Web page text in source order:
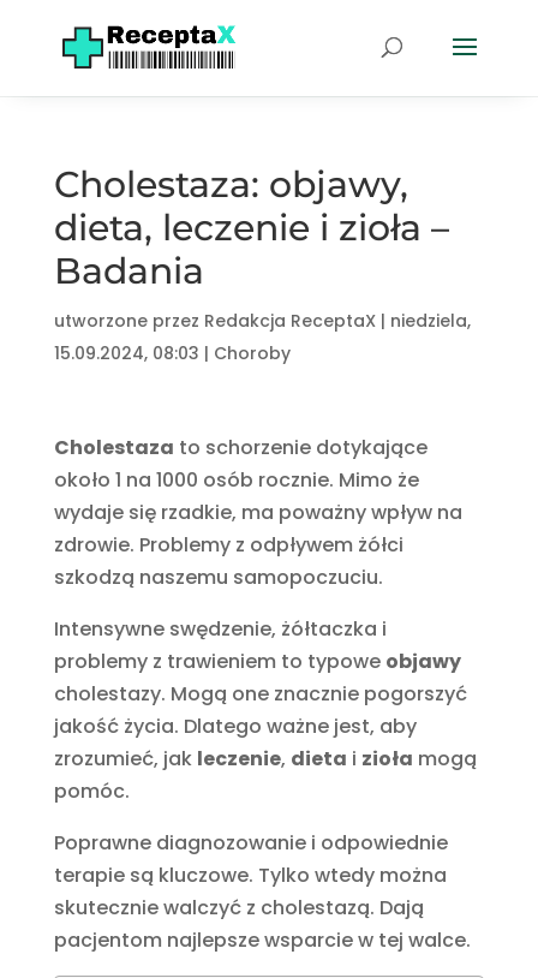
Cholestaza: objawy,
dieta, leczenie i zioła –
Badania
utworzone przez Redakcja ReceptaX| niedziela,
15.09.2024, 08:03 | Choroby
Cholestaza to schorzenie dotykające
około 1 na 1000 osób rocznie. Mimo że
wydaje się rzadkie, ma poważny wpływ na
zdrowie. Problemy z odpływem żółci
szkodzą naszemu samopoczuciu.
Intensywne swędzenie, żółtaczka i
problemy z trawieniem to typowe objawy
cholestazy. Mogą one znacznie pogorszyć
jakość życia. Dlatego ważne jest, aby
zrozumieć, jak leczenie, dieta i zioła mogą
pomóc.
Poprawne diagnozowanie i odpowiednie
terapie są kluczowe. Tylko wtedy można
skutecznie walczyć z cholestazą. Dają
pacjentom najlepsze wsparcie w tej walce.